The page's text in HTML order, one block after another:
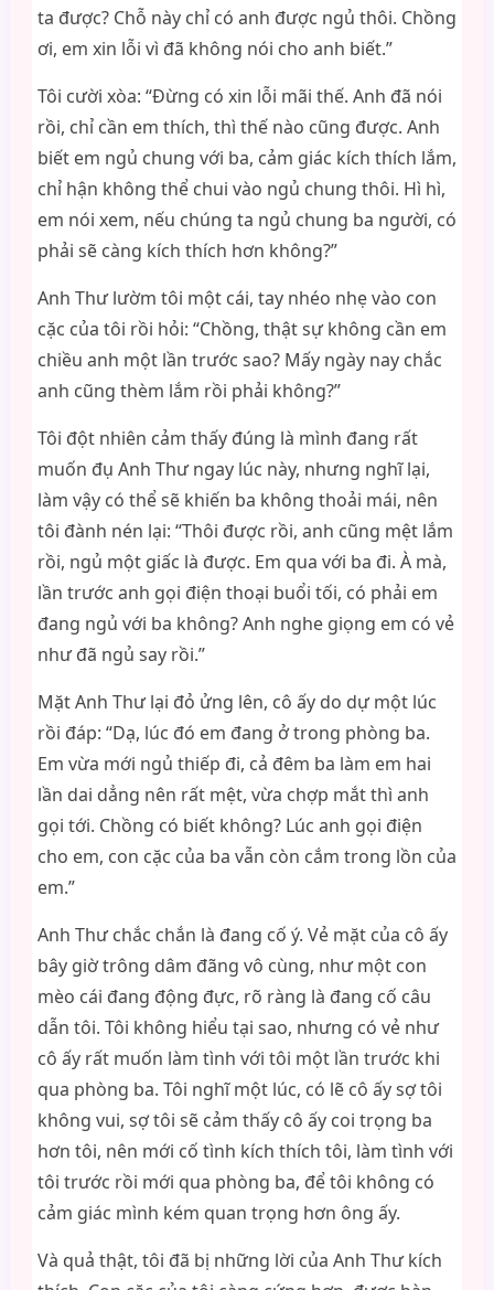
ta được? Chỗ này chỉ có anh được ngủ thôi. Chồng
ơi, em xin lỗi vì đã không nói cho anh biết.”
Tôi cười xòa: “Đừng có xin lỗi mãi thế. Anh đã nói
rồi, chỉ cần em thích, thì thế nào cũng được. Anh
biết em ngủ chung với ba, cảm giác kích thích lắm,
chỉ hận không thể chui vào ngủ chung thôi. Hì hì,
em nói xem, nếu chúng ta ngủ chung ba người, có
phải sẽ càng kích thích hơn không?”
Anh Thư lườm tôi một cái, tay nhéo nhẹ vào con
cặc của tôi rồi hỏi: “Chồng, thật sự không cần em
chiều anh một lần trước sao? Mấy ngày nay chắc
anh cũng thèm lắm rồi phải không?”
Tôi đột nhiên cảm thấy đúng là mình đang rất
muốn đụ Anh Thư ngay lúc này, nhưng nghĩ lại,
làm vậy có thể sẽ khiến ba không thoải mái, nên
tôi đành nén lại: “Thôi được rồi, anh cũng mệt lắm
rồi, ngủ một giấc là được. Em qua với ba đi. À mà,
lần trước anh gọi điện thoại buổi tối, có phải em
đang ngủ với ba không? Anh nghe giọng em có vẻ
như đã ngủ say rồi.”
Mặt Anh Thư lại đỏ ửng lên, cô ấy do dự một lúc
rồi đáp: “Dạ, lúc đó em đang ở trong phòng ba.
Em vừa mới ngủ thiếp đi, cả đêm ba làm em hai
lần dai dẳng nên rất mệt, vừa chợp mắt thì anh
gọi tới. Chồng có biết không? Lúc anh gọi điện
cho em, con cặc của ba vẫn còn cắm trong lồn của
em.”
Anh Thư chắc chắn là đang cố ý. Vẻ mặt của cô ấy
bây giờ trông dâm đãng vô cùng, như một con
mèo cái đang động đực, rõ ràng là đang cố câu
dẫn tôi. Tôi không hiểu tại sao, nhưng có vẻ như
cô ấy rất muốn làm tình với tôi một lần trước khi
qua phòng ba. Tôi nghĩ một lúc, có lẽ cô ấy sợ tôi
không vui, sợ tôi sẽ cảm thấy cô ấy coi trọng ba
hơn tôi, nên mới cố tình kích thích tôi, làm tình với
tôi trước rồi mới qua phòng ba, để tôi không có
cảm giác mình kém quan trọng hơn ông ấy.
Và quả thật, tôi đã bị những lời của Anh Thư kích